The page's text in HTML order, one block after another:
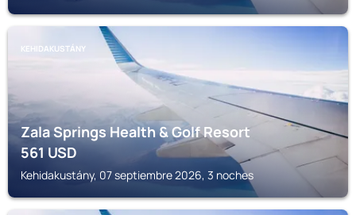
KEHIDAKUSTÁNY
Zala Springs Health & Golf Resort
561USD
Kehidakustány, 07 septiembre 2026, 3 noches